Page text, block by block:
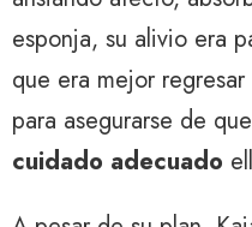
esponja, su alivio era
que era mejor
para asegurarse de
cuidado adecuado